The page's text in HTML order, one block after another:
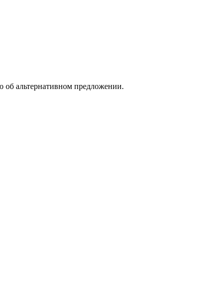
альтернативном предложении.